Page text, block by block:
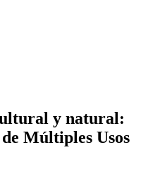
y natural:
Múltiples Usos